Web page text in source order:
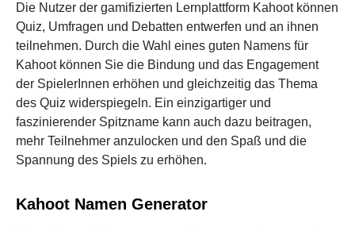
Die Nutzer der gamifizierten Lernplattform Kahoot können
Quiz, Umfragen und Debatten entwerfen und an ihnen
teilnehmen. Durch die Wahl eines guten Namens für
Kahoot können Sie die Bindung und das Engagement
der SpielerInnen erhöhen und gleichzeitig das Thema
des Quiz widerspiegeln. Ein einzigartiger und
faszinierender Spitzname kann auch dazu beitragen,
mehr Teilnehmer anzulocken und den Spaß und die
Spannung des Spiels zu erhöhen.
Kahoot Namen Generator